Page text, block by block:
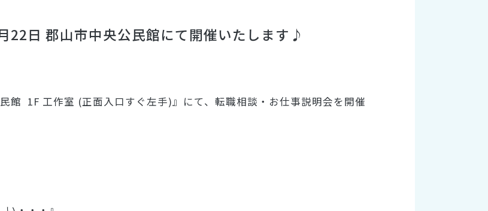
22日 郡山市中央公民館にて開催いたします♪
館 1F 工作室 (正面入口すぐ左手)』にて、転職相談・お仕事説明会を開催